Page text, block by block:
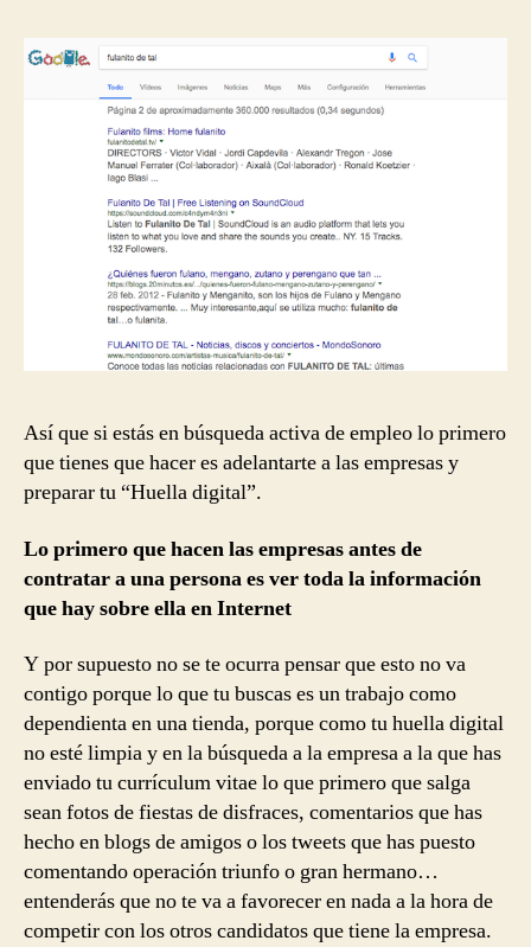
Así que si estás en búsqueda activa de empleo lo primero
que tienes que hacer es adelantarte a las empresas y
preparar tu “Huella digital”.
Lo primero que hacen las empresas antes de
contratar a una persona es ver toda la información
que hay sobre ella en Internet
Y por supuesto no se te ocurra pensar que esto no va
contigo porque lo que tu buscas es un trabajo como
dependienta en una tienda, porque como tu huella digital
no esté limpia y en la búsqueda a la empresa a la que has
enviado tu currículum vitae lo que primero que salga
sean fotos de fiestas de disfraces, comentarios que has
hecho en blogs de amigos o los tweets que has puesto
comentando operación triunfo o gran hermano…
entenderás que no te va a favorecer en nada a la hora de
competir con los otros candidatos que tiene la empresa.